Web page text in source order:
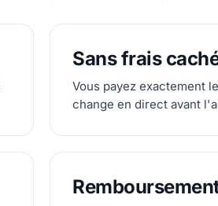
Sans frais
Vous payez exactement
change en direct avant